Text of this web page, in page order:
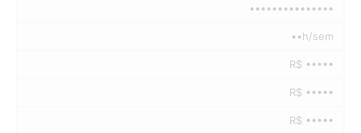
•••••••••••••••
••h/sem
R$ •••••
R$ •••••
R$ •••••